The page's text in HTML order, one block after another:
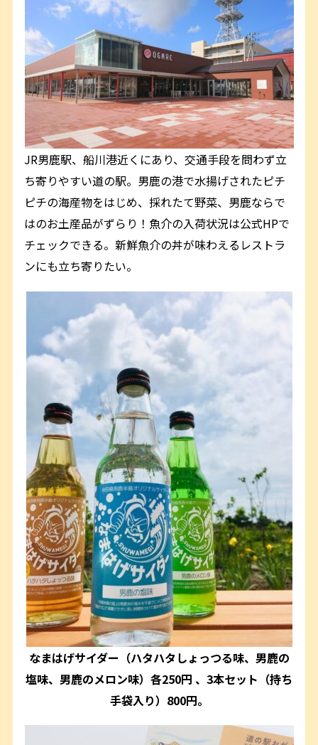
JR男鹿駅、船川港近くにあり、交通手段を問わず立
ち寄りやすい道の駅。男鹿の港で水揚げされたピチ
ピチの海産物をはじめ、採れたて野菜、男鹿ならで
はのお土産品がずらり！魚介の入荷状況は公式HPで
チェックできる。新鮮魚介の丼が味わえるレストラ
ンにも立ち寄りたい。
なまはげサイダー（ハタハタしょっつる味、男鹿の
塩味、男鹿のメロン味）各250円 、3本セット（持ち
手袋入り）800円。